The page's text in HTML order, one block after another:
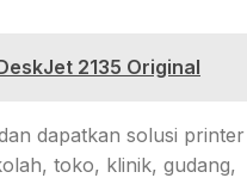
2135 Original
dapatkan solusi printer
toko, klinik, gudang,